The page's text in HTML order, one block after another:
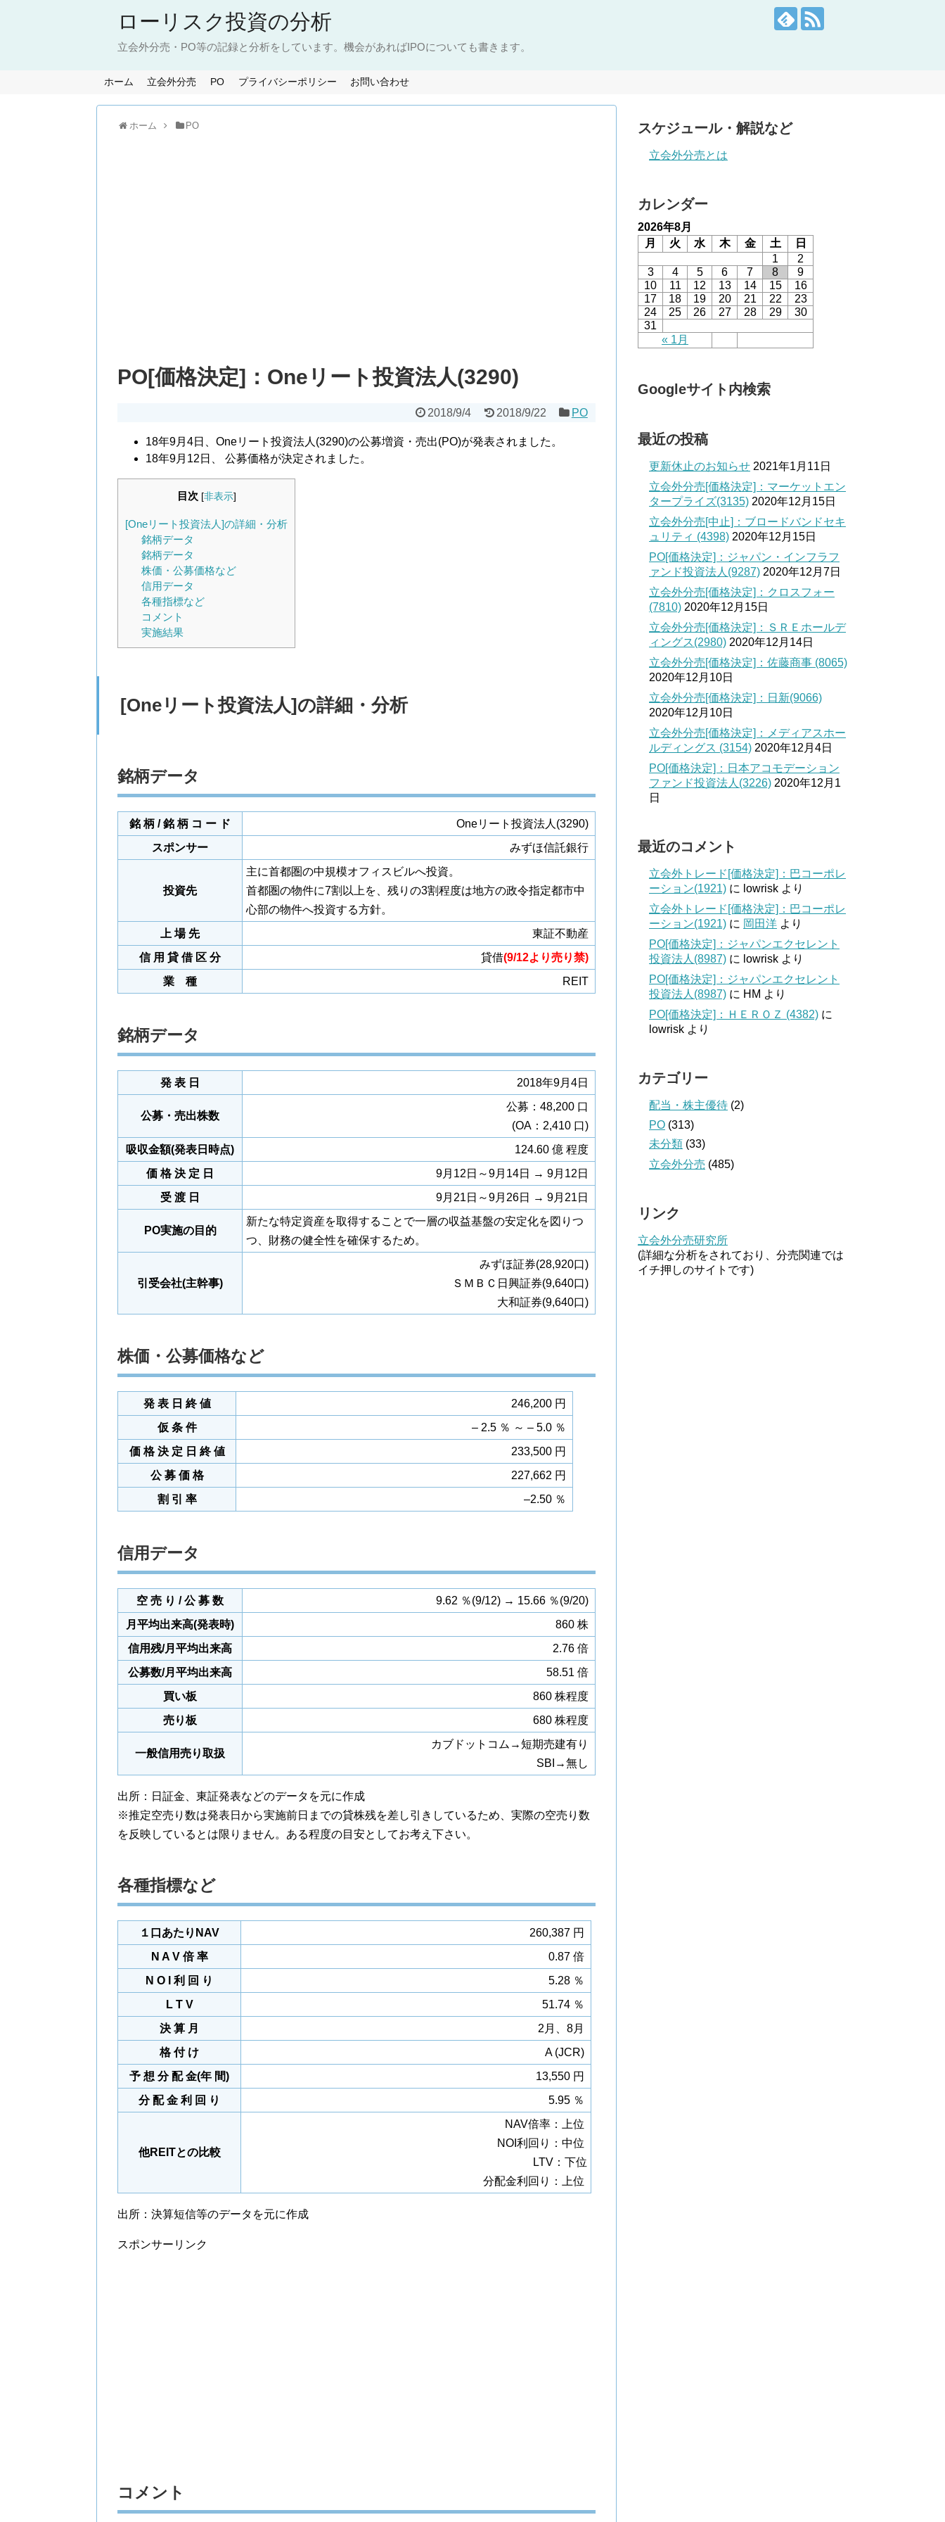
ローリスク投資の分析
立会外分売・PO等の記録と分析をしています。機会があればIPOについても書きます。
ホーム 立会外分売 PO プライバシーポリシー お問い合わせ
ホーム PO
PO[価格決定]：Oneリート投資法人(3290)
2018/9/4 2018/9/22 PO
18年9月4日、Oneリート投資法人(3290)の公募増資・売出(PO)が発表されました。
18年9月12日、 公募価格が決定されました。
目次 [非表示]
[Oneリート投資法人]の詳細・分析
銘柄データ
銘柄データ
株価・公募価格など
信用データ
各種指標など
コメント
実施結果
[Oneリート投資法人]の詳細・分析
銘柄データ
銘 柄 / 銘 柄 コ ー ド
Oneリート投資法人(3290)
スポンサー
みずほ信託銀行
投資先
主に首都圏の中規模オフィスビルへ投資。
首都圏の物件に7割以上を、残りの3割程度は地方の政令指定都市中
心部の物件へ投資する方針。
上 場 先
東証不動産
信 用 貸 借 区 分
貸借(9/12より売り禁)
業 種
REIT
銘柄データ
発 表 日 2018年9月4日
公募・売出株数
公募：48,200 口
(OA：2,410 口)
吸収金額(発表日時点)
124.60 億 程度
価 格 決 定 日
9月12日～9月14日 → 9月12日
受 渡 日
9月21日～9月26日 → 9月21日
PO実施の目的
新たな特定資産を取得することで一層の収益基盤の安定化を図りつ
つ、財務の健全性を確保するため。
引受会社(主幹事)
みずほ証券(28,920口)
ＳＭＢＣ日興証券(9,640口)
大和証券(9,640口)
株価・公募価格など
発 表 日 終 値
246,200 円
仮 条 件
– 2.5 ％ ～ – 5.0 ％
価 格 決 定 日 終 値
233,500 円
公 募 価 格
227,662 円
割 引 率
–2.50 ％
信用データ
空 売 り / 公 募 数
9.62 ％(9/12) → 15.66 ％(9/20)
月平均出来高(発表時)
860 株
信用残/月平均出来高
2.76 倍
公募数/月平均出来高
58.51 倍
買い板
860 株程度
売り板
680 株程度
一般信用売り取扱
カブドットコム→短期売建有り
SBI→無し
出所：日証金、東証発表などのデータを元に作成
※推定空売り数は発表日から実施前日までの貸株残を差し引きしているため、実際の空売り数
を反映しているとは限りません。ある程度の目安としてお考え下さい。
各種指標など
１口あたりNAV
260,387 円
N A V 倍 率
0.87 倍
N O I 利 回 り
5.28 ％
L T V
51.74 ％
決 算 月
2月、8月
格 付 け
A (JCR)
予 想 分 配 金(年 間)
13,550 円
分 配 金 利 回 り
5.95 ％
他REITとの比較
NAV倍率：上位
NOI利回り：中位
LTV：下位
分配金利回り：上位
出所：決算短信等のデータを元に作成
スポンサーリンク
コメント
スケジュール・解説など
立会外分売とは
カレンダー
2026年8月
月
火 水 木 金 土 日
« 1月
1
2
3
4 5 6 7 8
9
10
11 12 13 14 15
16
17
18 19 20 21 22
23
24
25 26 27 28 29
30
31
Googleサイト内検索
最近の投稿
更新休止のお知らせ 2021年1月11日
立会外分売[価格決定]：マーケットエン
タープライズ(3135) 2020年12月15日
立会外分売[中止]：ブロードバンドセキ
ュリティ (4398) 2020年12月15日
PO[価格決定]：ジャパン・インフラフ
ァンド投資法人(9287) 2020年12月7日
立会外分売[価格決定]：クロスフォー
(7810) 2020年12月15日
立会外分売[価格決定]：ＳＲＥホールデ
ィングス(2980) 2020年12月14日
立会外分売[価格決定]：佐藤商事 (8065)
2020年12月10日
立会外分売[価格決定]：日新(9066)
2020年12月10日
立会外分売[価格決定]：メディアスホー
ルディングス (3154) 2020年12月4日
PO[価格決定]：日本アコモデーション
ファンド投資法人(3226) 2020年12月1
日
最近のコメント
立会外トレード[価格決定]：巴コーポレ
ーション(1921) に lowrisk より
立会外トレード[価格決定]：巴コーポレ
ーション(1921) に 岡田洋 より
PO[価格決定]：ジャパンエクセレント
投資法人(8987) に lowrisk より
PO[価格決定]：ジャパンエクセレント
投資法人(8987) に HM より
PO[価格決定]：ＨＥＲＯＺ (4382) に
lowrisk より
カテゴリー
配当・株主優待 (2)
PO (313)
未分類 (33)
立会外分売 (485)
リンク
立会外分売研究所
(詳細な分析をされており、分売関連では
イチ押しのサイトです)